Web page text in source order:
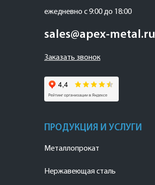
ежедневно с 9:00 до 18:00
sales@apex-metal.ru
Заказать звонок
ПРОДУКЦИЯ И УСЛУГИ
Металлопрокат
Нержавеющая сталь